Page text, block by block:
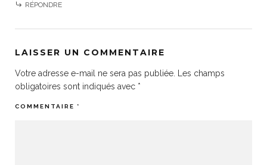
RÉPONDRE
LAISSER UN COMMENTAIRE
Votre adresse e-mail ne sera pas publiée.
Les champs
obligatoires sont indiqués avec *
COMMENTAIRE *